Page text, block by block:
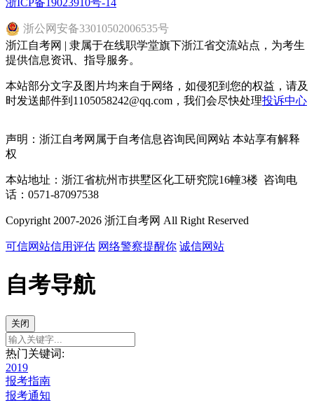
浙ICP备19023910号-14
浙公网安备33010502006535号
浙江自考网 | 隶属于在线职学堂旗下浙江省交流站点，为考生
提供信息资讯、指导服务。
本站部分文字及图片均来自于网络，如侵犯到您的权益，请及
时发送邮件到1105058242@qq.com，我们会尽快处理投诉中心
声明：浙江自考网属于自考信息咨询民间网站 本站享有解释
权
本站地址：浙江省杭州市拱墅区化工研究院16幢3楼 咨询电
话：0571-87097538
Copyright 2007-2026 浙江自考网 All Right Reserved
可信网站信用评估 网络警察提醒你 诚信网站
自考导航
关闭
热门关键词:
2019
报考指南
报考通知